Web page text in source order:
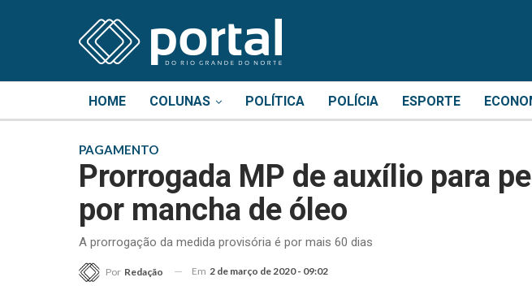
HOME COLUNAS POLÍTICA POLÍCIA ESPORTE
PAGAMENTO
Prorrogada MP de auxílio para
por mancha de óleo
A prorrogação da medida provisória é por mais 60 dias
Por Redação Em 2 de março de 2020 - 09:02